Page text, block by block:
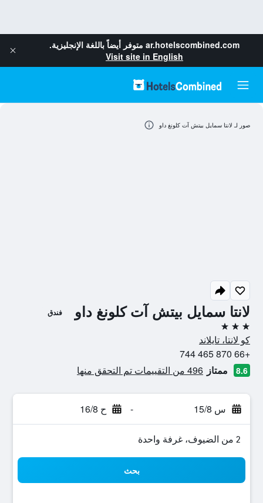
ar.hotelscombined.com متوفر أيضاً باللغة الإنجليزية.
Visit site in English
لانتا سمايل بيتش آت كلونغ داو فندق
3 نجوم
كو لانتا، تايلاند
+66 870 465 744
8.6 ممتاز 496 من التقييمات تم التحقق منها
س 15/8 - ح 16/8
2 من الضيوف، غرفة واحدة
بحث
صور لـ لانتا سمايل بيتش آت كلونغ داو